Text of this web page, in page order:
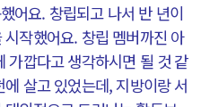
어요. 창립되고 나서 반 년이
작했어요. 창립 멤버까진 아
가깝다고 생각하시면 될 것 같
살고 있었는데, 지방이랑 서